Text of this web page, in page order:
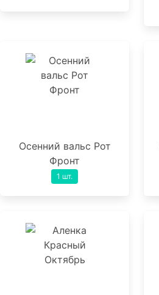
Осенний вальс Рот
Фронт
1 шт.